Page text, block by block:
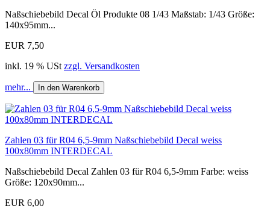
Naßschiebebild Decal Öl Produkte 08 1/43 Maßstab: 1/43 Größe:
140x95mm...
EUR 7,50
inkl. 19 % USt zzgl. Versandkosten
mehr... In den Warenkorb
Zahlen 03 für R04 6,5-9mm Naßschiebebild Decal weiss
100x80mm INTERDECAL
Naßschiebebild Decal Zahlen 03 für R04 6,5-9mm Farbe: weiss
Größe: 120x90mm...
EUR 6,00